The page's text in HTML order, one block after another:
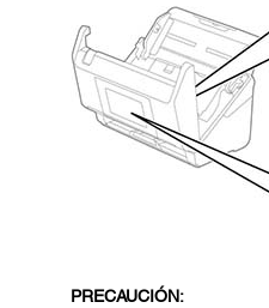
PRECAUCIÓN: